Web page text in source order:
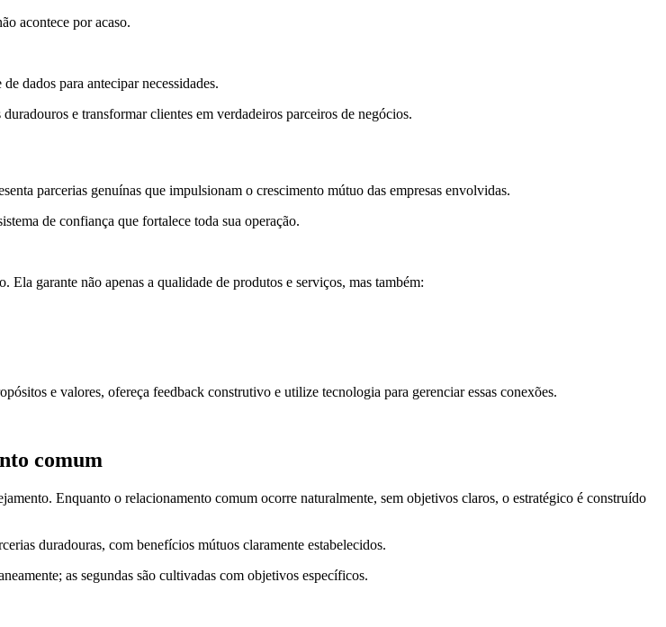
acontece por acaso.
dados para antecipar necessidades.
e transformar clientes em verdadeiros parceiros de negócios.
parcerias genuínas que impulsionam o crescimento mútuo das empresas envolvidas.
de confiança que fortalece toda sua operação.
garante não apenas a qualidade de produtos e serviços, mas também:
e valores, ofereça feedback construtivo e utilize tecnologia para gerenciar essas conexões.
comum
Enquanto o relacionamento comum ocorre naturalmente, sem objetivos claros, o estratégico é construído
duradouras, com benefícios mútuos claramente estabelecidos.
as segundas são cultivadas com objetivos específicos.